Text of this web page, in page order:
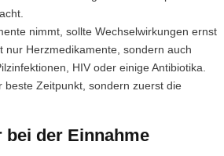
nimmt, sollte Wechselwirkungen ernst
nur Herzmedikamente, sondern auch
HIV oder einige Antibiotika.
beste Zeitpunkt, sondern zuerst die
bei der Einnahme